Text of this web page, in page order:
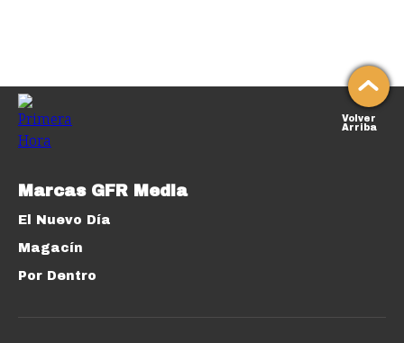
Volver
Arriba
Marcas GFR Media
El Nuevo Día
Magacín
Por Dentro